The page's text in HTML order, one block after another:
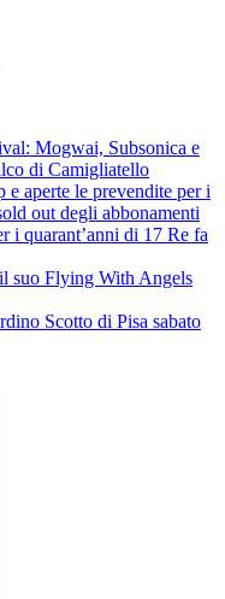
Mogwai, Subsonica e
di Camigliatello
aperte le prevendite per i
out degli abbonamenti
i quarant’anni di 17 Re fa
suo Flying With Angels
Scotto di Pisa sabato